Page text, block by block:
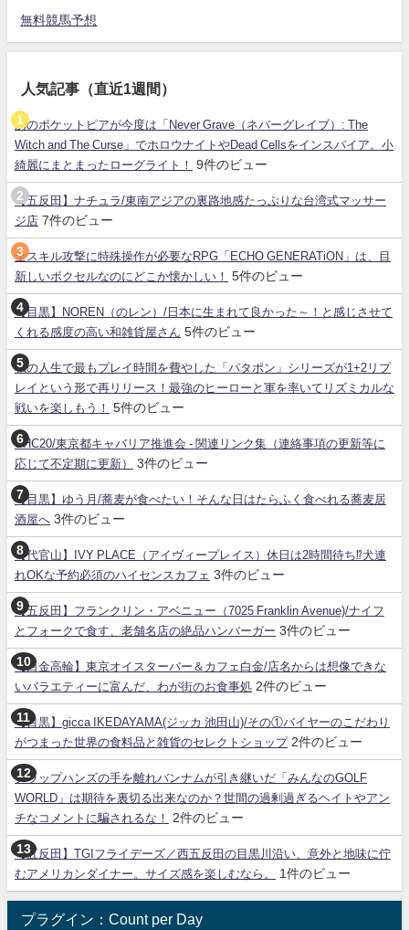
無料競馬予想
人気記事（直近1週間）
あのポケットピアが今度は「Never Grave（ネバーグレイブ）: The
Witch and The Curse」でホロウナイトやDead Cellsをインスパイア。小
綺麗にまとまったローグライト！
9件のビュー
【五反田】ナチュラ/東南アジアの裏路地感たっぷりな台湾式マッサー
ジ店 7件のビュー
全スキル攻撃に特殊操作が必要なRPG「ECHO GENERATiON」は、目
新しいボクセルなのにどこか懐かしい！
5件のビュー
【目黒】NOREN（のレン）/日本に生まれて良かった～！と感じさせて
くれる感度の高い和雑貨屋さん 5件のビュー
私の人生で最もプレイ時間を費やした「パタポン」シリーズが1+2リプ
レイという形で再リリース！最強のヒーローと軍を率いてリズミカルな
戦いを楽しもう！
5件のビュー
SHC20/東京都キャバリア推進会 - 関連リンク集（連絡事項の更新等に
応じて不定期に更新）
3件のビュー
【目黒】ゆう月/蕎麦が食べたい！そんな日はたらふく食べれる蕎麦居
酒屋へ 3件のビュー
【代官山】IVY PLACE（アイヴィープレイス）休日は2時間待ち⁉犬連
れOKな予約必須のハイセンスカフェ 3件のビュー
【五反田】フランクリン・アベニュー（7025 Franklin Avenue)/ナイフ
とフォークで食す、老舗名店の絶品ハンバーガー 3件のビュー
【白金高輪】東京オイスターバー＆カフェ白金/店名からは想像できな
いバラエティーに富んだ、わが街のお食事処 2件のビュー
【目黒】gicca IKEDAYAMA(ジッカ 池田山)/その①バイヤーのこだわり
がつまった世界の食料品と雑貨のセレクトショップ 2件のビュー
クラップハンズの手を離れバンナムが引き継いだ「みんなのGOLF
WORLD」は期待を裏切る出来なのか？世間の過剰過ぎるヘイトやアン
チなコメントに騙されるな！
2件のビュー
【五反田】TGIフライデーズ／西五反田の目黒川沿い、意外と地味に佇
むアメリカンダイナー。サイズ感を楽しむなら。
1件のビュー
プラグイン：Count per Day